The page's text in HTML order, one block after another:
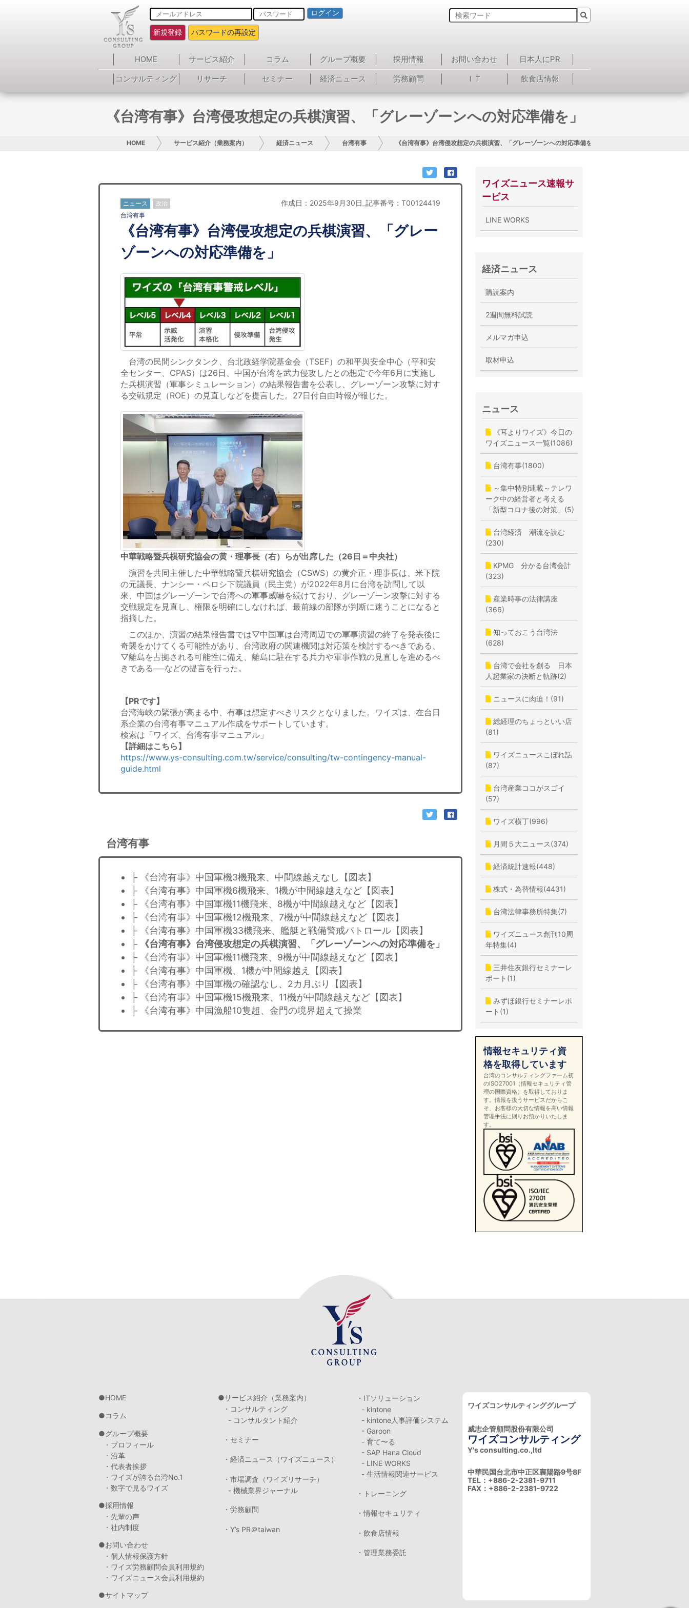
ログイン
新規登録 パスワードの再設定
HOME サービス紹介 コラム グループ概要 採用情報 お問い合わせ
日本人にPR
コンサルティング
リサーチ セミナー 経済ニュース 労務顧問 ＩＴ 飲食店情報
《台湾有事》台湾侵攻想定の兵棋演習、「グレーゾーンへの対応準備を」
HOME サービス紹介（業務案内） 経済ニュース 台湾有事 《台湾有事》台湾侵攻想定の兵棋演習、「グレーゾーンへの対応準備を」
ニュース 政治 作成日：2025年9月30日_記事番号：T00124419
台湾有事
《台湾有事》台湾侵攻想定の兵棋演習、「グレー
ゾーンへの対応準備を」
台湾の民間シンクタンク、台北政経学院基金会（TSEF）の和平與安全中心（平和安
全センター、CPAS）は26日、中国が台湾を武力侵攻したとの想定で今年6月に実施し
た兵棋演習（軍事シミュレーション）の結果報告書を公表し、グレーゾーン攻撃に対す
る交戦規定（ROE）の見直しなどを提言した。27日付自由時報が報じた。
中華戦略暨兵棋研究協会の黄・理事長（右）らが出席した（26日＝中央社）
演習を共同主催した中華戦略暨兵棋研究協会（CSWS）の黄介正・理事長は、米下院
の元議長、ナンシー・ペロシ下院議員（民主党）が2022年8月に台湾を訪問して以
來、中国はグレーゾーンで台湾への軍事威嚇を続けており、グレーゾーン攻撃に対する
交戦規定を見直し、権限を明確にしなければ、最前線の部隊が判断に迷うことになると
指摘した。
このほか、演習の結果報告書では▽中国軍は台湾周辺での軍事演習の終了を発表後に
奇襲をかけてくる可能性があり、台湾政府の関連機関は対応策を検討するべきである、
▽離島を占拠される可能性に備え、離島に駐在する兵力や軍事作戦の見直しを進めるべ
きである──などの提言を行った。
【PRです】
台湾海峡の緊張が高まる中、有事は想定すべきリスクとなりました。ワイズは、在台日
系企業の台湾有事マニュアル作成をサポートしています。
検索は「ワイズ、台湾有事マニュアル」
【詳細はこちら】
https://www.ys-consulting.com.tw/service/consulting/tw-contingency-manual-
guide.html
台湾有事
├ 《台湾有事》中国軍機3機飛来、中間線越えなし【図表】
├ 《台湾有事》中国軍機6機飛来、1機が中間線越えなど【図表】
├ 《台湾有事》中国軍機11機飛来、8機が中間線越えなど【図表】
├ 《台湾有事》中国軍機12機飛来、7機が中間線越えなど【図表】
├ 《台湾有事》中国軍機33機飛来、艦艇と戦備警戒パトロール【図表】
├
《台湾有事》台湾侵攻想定の兵棋演習、「グレーゾーンへの対応準備を」
├ 《台湾有事》中国軍機11機飛来、9機が中間線越えなど【図表】
├ 《台湾有事》中国軍機、1機が中間線越え【図表】
├ 《台湾有事》中国軍機の確認なし、2カ月ぶり【図表】
├ 《台湾有事》中国軍機15機飛来、11機が中間線越えなど【図表】
├ 《台湾有事》中国漁船10隻超、金門の境界超えて操業
ワイズニュース速報サ
ービス
LINE WORKS
経済ニュース
購読案内
2週間無料試読
メルマガ申込
取材申込
ニュース
《耳よりワイズ》今日の
ワイズニュース一覧(1086)
台湾有事(1800)
～集中特別連載～テレワ
ーク中の経営者と考える
「新型コロナ後の対策」(5)
台湾経済 潮流を読む
(230)
KPMG 分かる台湾会計
(323)
産業時事の法律講座
(366)
知っておこう台湾法
(628)
台湾で会社を創る 日本
人起業家の決断と軌跡(2)
ニュースに肉迫！(91)
総経理のちょっといい店
(81)
ワイズニュースこぼれ話
(87)
台湾産業ココがスゴイ
(57)
ワイズ横丁(996)
月間５大ニュース(374)
経済統計速報(448)
株式・為替情報(4431)
台湾法律事務所特集(7)
ワイズニュース創刊10周
年特集(4)
三井住友銀行セミナーレ
ポート(1)
みずほ銀行セミナーレポ
ート(1)
情報セキュリティ資
格を取得しています
台湾のコンサルティングファーム初
のISO27001（情報セキュリティ管
理の国際資格）を取得しておりま
す。情報を扱うサービスだからこ
そ、お客様の大切な情報を高い情報
管理手法に則りお預かりいたしま
す。
HOME
コラム
グループ概要
・プロフィール
・沿革
・代表者挨拶
・ワイズが誇る台湾No.1
・数字で見るワイズ
採用情報
・先輩の声
・社内制度
お問い合わせ
・個人情報保護方針
・ワイズ労務顧問会員利用規約
・ワイズニュース会員利用規約
サイトマップ
サービス紹介（業務案内）
・コンサルティング
- コンサルタント紹介
・セミナー
・経済ニュース（ワイズニュース）
・市場調査（ワイズリサーチ）
- 機械業界ジャーナル
・労務顧問
・Y’s PR＠taiwan
・ITソリューション
- kintone
- kintone人事評価システム
- Garoon
- 育て〜る
- SAP Hana Cloud
- LINE WORKS
- 生活情報関連サービス
・トレーニング
・情報セキュリティ
・飲食店情報
・管理業務委託
ワイズコンサルティンググループ
威志企管顧問股份有限公司
ワイズコンサルティング
Y's consulting.co.,ltd
中華民国台北市中正区襄陽路9号8F
TEL：+886-2-2381-9711
FAX：+886-2-2381-9722